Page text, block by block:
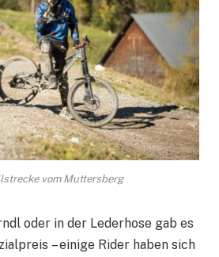
vom Muttersberg
oder in der Lederhose gab es
– einige Rider haben sich